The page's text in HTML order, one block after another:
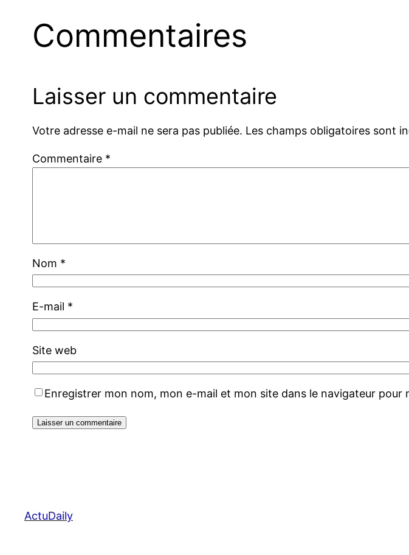
Commentaires
Laisser un commentaire
Votre adresse e-mail ne sera pas publiée. Les champs obligatoires sont
Commentaire *
Nom *
E-mail *
Site web
Enregistrer mon nom, mon e-mail et mon site dans le navigateur pour
ActuDaily